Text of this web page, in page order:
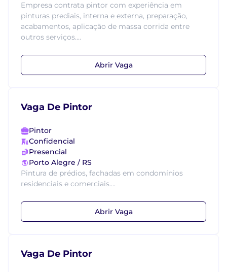
Empresa contrata pintor com experiência em
pinturas prediais, interna e externa, preparação,
acabamentos, aplicação de massa corrida entre
outros serviços....
Abrir Vaga
Vaga De Pintor
Pintor
Confidencial
Presencial
Porto Alegre / RS
Pintura de prédios, fachadas em condomínios
residenciais e comerciais....
Abrir Vaga
Vaga De Pintor